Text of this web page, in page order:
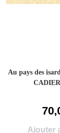
Au pays des
Ajouter